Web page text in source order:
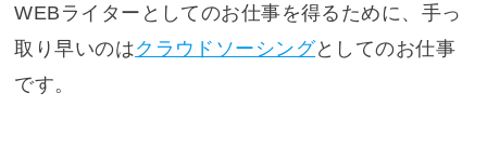
WEBライターとしてのお仕事を得るために、手っ
取り早いのはクラウドソーシングとしてのお仕事
です。